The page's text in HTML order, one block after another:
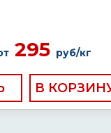
295 руб/кг